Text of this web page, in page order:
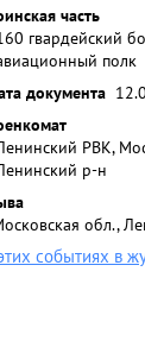
часть
гвардейский
полк
документа
РВК,
р-н
обл.,
событиях в